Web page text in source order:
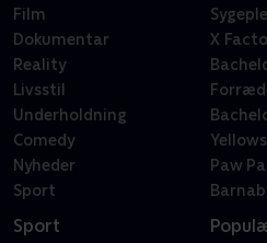
Film
Dokumentar
Reality
Livsstil
Underholdning
Comedy
Nyheder
Sport
X
Paw
Sport